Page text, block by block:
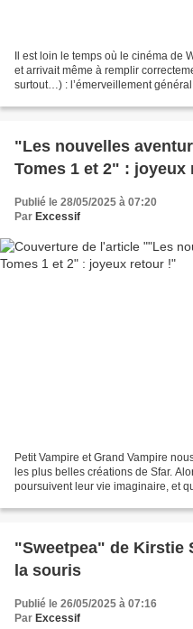
Il est loin le temps où le cinéma de
et arrivait même à remplir
surtout…) : l’émerveillement
"Les nouvelles
Tomes 1 et 2" : joyeux
Publié le 28/05/2025 à 07:20
Par Excessif
Petit Vampire et Grand Vampire
les plus belles créations de Sfar.
poursuivent leur vie imaginaire, et
"Sweetpea" de Kirstie
la souris
Publié le 26/05/2025 à 07:16
Par Excessif